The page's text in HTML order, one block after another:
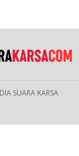
SUARA KARSA